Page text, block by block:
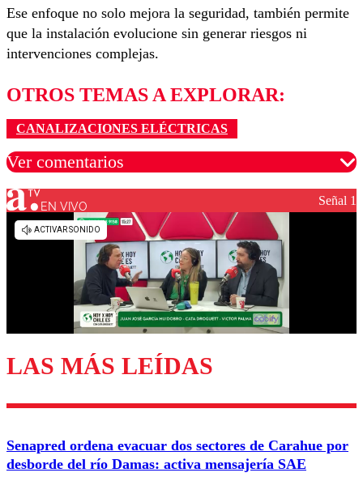
Ese enfoque no solo mejora la seguridad, también permite
que la instalación evolucione sin generar riesgos ni
intervenciones complejas.
OTROS TEMAS A EXPLORAR:
CANALIZACIONES ELÉCTRICAS
Ver comentarios
Los comentarios son moderados para garantizar un
diálogo respetuoso.
Enviar comentario
EN VIVO Señal 1
LAS MÁS LEÍDAS
Senapred ordena evacuar dos sectores de Carahue por
desborde del río Damas: activa mensajería SAE